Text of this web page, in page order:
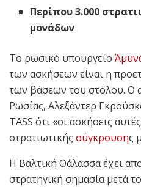
Περίπου 3.000
μονάδων
Το ρωσικό υπουργείο
των ασκήσεων είναι η
των βάσεων του στόλου. Ο
Ρωσίας, Αλεξάντερ
TASS ότι «οι ασκήσεις
στρατιωτικής σύγκρουσης
Η Βαλτική Θάλασσα έχει
στρατηγική σημασία μετά